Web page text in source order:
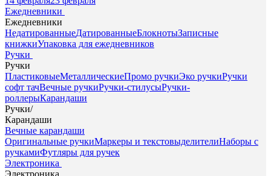
Ежедневники
Ежедневники
НедатированныеДатированныеБлокнотыЗаписные
книжкиУпаковка для ежедневников
Ручки
Ручки
ПластиковыеМеталлическиеПромо ручкиЭко ручкиРучки
софт тачВечные ручкиРучки-стилусыРучки-
роллерыКарандаши
Ручки/
Карандаши
Вечные карандаши
Оригинальные ручкиМаркеры и текстовыделителиНаборы с
ручкамиФутляры для ручек
Электроника
Электроника